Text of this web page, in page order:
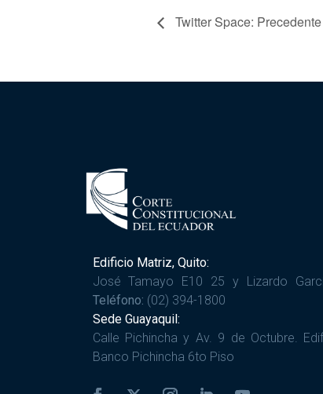
Twitter Space:
Edificio Matriz, Quito:
José Tamayo E10 25 y Lizardo
Teléfono: (02) 394-1800
Sede Guayaquil:
Calle Pichincha y Av. 9 de Octubre.
Banco Pichincha 6to Piso